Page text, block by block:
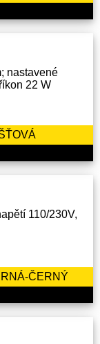
nastavené
22 W
110/230V,
ČERNÝ